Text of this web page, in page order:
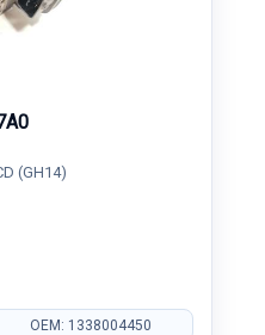
(GH14)
OEM: 1338004450